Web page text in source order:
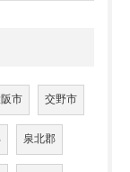
市 交野市
泉北郡